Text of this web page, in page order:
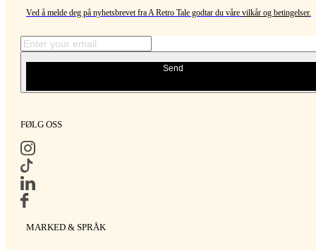
Ved å melde deg på nyhetsbrevet fra A Retro Tale godtar du våre vilkår og betingelser.
Send
FØLG OSS
MARKED & SPRÅK